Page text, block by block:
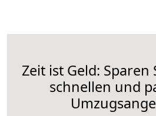
Zeit ist Geld: Sparen
schnellen und